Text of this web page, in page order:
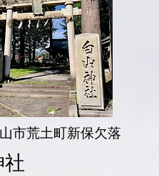
市荒土町新保欠落